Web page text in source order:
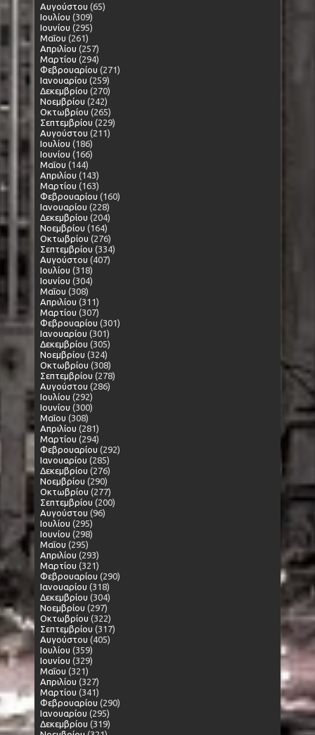
Αυγούστου (65)
Ιουλίου (309)
Ιουνίου (295)
Μαΐου (261)
Απριλίου (257)
Μαρτίου (294)
Φεβρουαρίου (271)
Ιανουαρίου (259)
Δεκεμβρίου (270)
Νοεμβρίου (242)
Οκτωβρίου (265)
Σεπτεμβρίου (229)
Αυγούστου (211)
Ιουλίου (186)
Ιουνίου (166)
Μαΐου (144)
Απριλίου (143)
Μαρτίου (163)
Φεβρουαρίου (160)
Ιανουαρίου (228)
Δεκεμβρίου (204)
Νοεμβρίου (164)
Οκτωβρίου (276)
Σεπτεμβρίου (334)
Αυγούστου (407)
Ιουλίου (318)
Ιουνίου (304)
Μαΐου (308)
Απριλίου (311)
Μαρτίου (307)
Φεβρουαρίου (301)
Ιανουαρίου (301)
Δεκεμβρίου (305)
Νοεμβρίου (324)
Οκτωβρίου (308)
Σεπτεμβρίου (278)
Αυγούστου (286)
Ιουλίου (292)
Ιουνίου (300)
Μαΐου (308)
Απριλίου (281)
Μαρτίου (294)
Φεβρουαρίου (292)
Ιανουαρίου (285)
Δεκεμβρίου (276)
Νοεμβρίου (290)
Οκτωβρίου (277)
Σεπτεμβρίου (200)
Αυγούστου (96)
Ιουλίου (295)
Ιουνίου (298)
Μαΐου (295)
Απριλίου (293)
Μαρτίου (321)
Φεβρουαρίου (290)
Ιανουαρίου (318)
Δεκεμβρίου (304)
Νοεμβρίου (297)
Οκτωβρίου (322)
Σεπτεμβρίου (317)
Αυγούστου (405)
Ιουλίου (359)
Ιουνίου (329)
Μαΐου (321)
Απριλίου (327)
Μαρτίου (341)
Φεβρουαρίου (290)
Ιανουαρίου (295)
Δεκεμβρίου (319)